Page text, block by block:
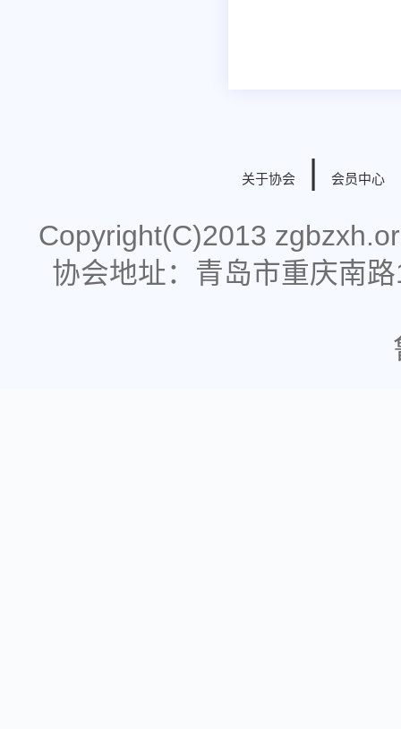
关于协会 | 会员中心
Copyright(C)2013
协会地址：青岛市重庆南